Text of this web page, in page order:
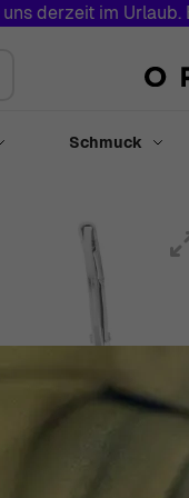
derzeit im
Toggle submenu for
Schmuck